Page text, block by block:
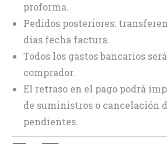
proforma.
Pedidos posteriores:
días fecha factura.
Todos los gastos bancarios
comprador.
El retraso en el pago podrá
de suministros o cancelación
pendientes.